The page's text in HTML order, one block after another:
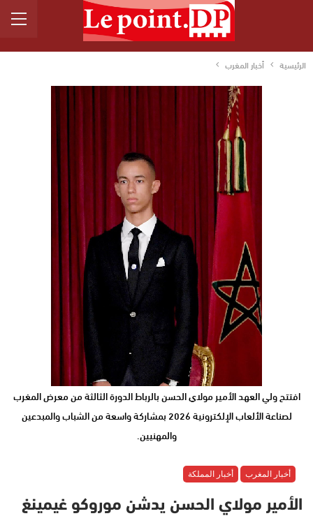
الرئيسية أخبار المغرب
افتتح ولي العهد الأمير مولاي الحسن بالرباط الدورة الثالثة من معرض المغرب
لصناعة الألعاب الإلكترونية 2026 بمشاركة واسعة من الشباب والمبدعين
والمهنيين.
أخبار المغرب أخبار المملكة
الأمير مولاي الحسن يدشن موروكو غيمينغ